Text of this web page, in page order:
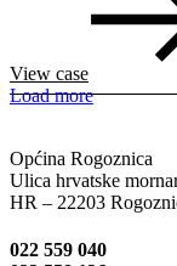
View case
Load more
Općina Rogoznica
Ulica hrvatske
HR – 22203
022 559 040